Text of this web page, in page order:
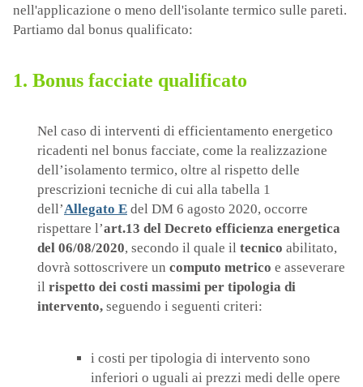
nell'applicazione o meno dell'isolante termico sulle pareti.
Partiamo dal bonus qualificato:
1. Bonus facciate qualificato
Nel caso di interventi di efficientamento energetico
ricadenti nel bonus facciate, come la realizzazione
dell’isolamento termico, oltre al rispetto delle
prescrizioni tecniche di cui alla tabella 1
dell’Allegato E del DM 6 agosto 2020, occorre
rispettare l’art.13 del Decreto efficienza energetica
del 06/08/2020, secondo il quale il tecnico abilitato,
dovrà sottoscrivere un computo metrico e asseverare
il rispetto dei costi massimi per tipologia di
intervento, seguendo i seguenti criteri:
i costi per tipologia di intervento sono
inferiori o uguali ai prezzi medi delle opere